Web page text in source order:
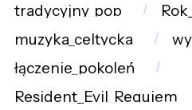
tradycyjny_pop
muzyka_celtycka
łączenie_pokoleń
Resident_Evil_Requiem